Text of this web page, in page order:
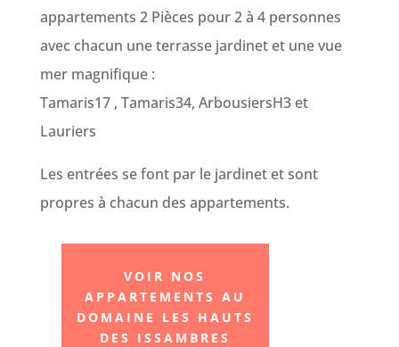
appartements 2 Pièces pour 2 à 4 personnes
avec chacun une terrasse jardinet et une vue
mer magnifique :
Tamaris17 , Tamaris34, ArbousiersH3 et
Lauriers
Les entrées se font par le jardinet et sont
propres à chacun des appartements.
VOIR NOS
APPARTEMENTS AU
DOMAINE LES HAUTS
DES ISSAMBRES